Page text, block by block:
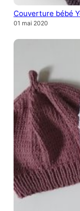
Couverture bébé
01 mai 2020